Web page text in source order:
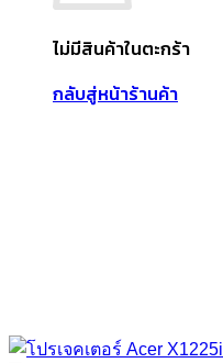
ไม่มีสินค้าในตะกร้า
กลับสู่หน้าร้านค้า